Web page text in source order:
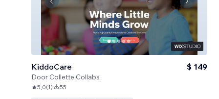
KiddoCare
Door Collette Collabs
$ 149
5,0(1) 55